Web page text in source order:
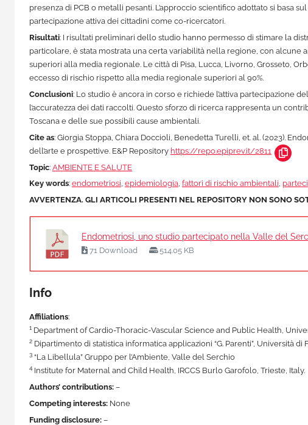
presenza di PCB o metalli pesanti. L’approccio scientifico adottato si basa
partecipazione attiva dei cittadini come co-ricercatori.
Risultati: I risultati preliminari dello studio hanno permesso di stimare la
particolare, è stata mostrata una certa variabilità nella regione, con
superiori alla media regionale. Le città di Pisa, Lucca, Livorno, Grosseto,
eccesso di rischio rispetto alla media regionale superiori al 90%.
Conclusioni: Lo studio è ancora in corso e richiede l’attiva partecipazione
l’accuratezza dei dati raccolti. Questo sforzo di ricerca rappresenta un
Toscana e delle sue possibili cause ambientali.
Cite as: Giorgia Stoppa, Chiara Doccioli, Benedetta Turelli, et. al. (2023).
dell’arte e prospettive. E&P Repository https://repo.epiprev.it/2811
Topic: AMBIENTE E SALUTE
Key words: endometriosi, epidemiologia, fattori di rischio ambientali,
AVVERTENZA. GLI ARTICOLI PRESENTI NEL REPOSITORY NON SONO
Endometriosi, uno studio partecipato nella Valle del
71 Download 514.05 KB
Info
Affiliations:
1 Department of Cardio-Thoracic-Vascular Science and Public Health,
2 Dipartimento di statistica informatica applicazioni “G. Parenti”, Università di
3 “La Libellula” Gruppo per l’Ambiente, Valle del Serchio
4 Institute for Maternal and Child Health, IRCCS Burlo Garofolo, Trieste, Italy.
Authors’ contributions: –
Competing interests: None
Funding disclosure: –